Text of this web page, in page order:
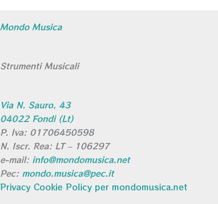
Mondo Musica
Strumenti Musicali
Via N. Sauro, 43
04022 Fondi (Lt)
P. Iva: 01706450598
N. Iscr. Rea: LT – 106297
e-mail: info@mondomusica.net
Pec: mondo.musica@pec.it
Privacy Cookie Policy per mondomusica.net